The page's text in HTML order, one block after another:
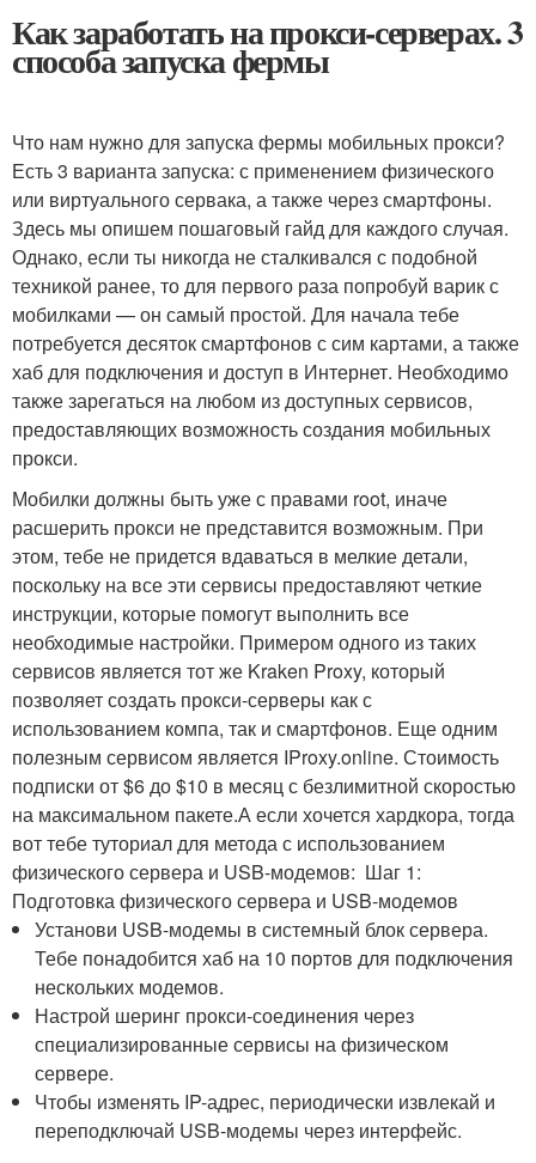
Как заработать на прокси-серверах. 3
способа запуска фермы
Что нам нужно для запуска фермы мобильных прокси?
Есть 3 варианта запуска: с применением физического
или виртуального сервака, а также через смартфоны.
Здесь мы опишем пошаговый гайд для каждого случая.
Однако, если ты никогда не сталкивался с подобной
техникой ранее, то для первого раза попробуй варик с
мобилками — он самый простой. Для начала тебе
потребуется десяток смартфонов с сим картами, а также
хаб для подключения и доступ в Интернет. Необходимо
также зарегаться на любом из доступных сервисов,
предоставляющих возможность создания мобильных
прокси.
Мобилки должны быть уже с правами root, иначе
расшерить прокси не представится возможным. При
этом, тебе не придется вдаваться в мелкие детали,
поскольку на все эти сервисы предоставляют четкие
инструкции, которые помогут выполнить все
необходимые настройки. Примером одного из таких
сервисов является тот же Kraken Proxy, который
позволяет создать прокси-серверы как с
использованием компа, так и смартфонов. Еще одним
полезным сервисом является IProxy.online. Стоимость
подписки от $6 до $10 в месяц с безлимитной скоростью
на максимальном пакете.А если хочется хардкора, тогда
вот тебе туториал для метода с использованием
физического сервера и USB-модемов: Шаг 1:
Подготовка физического сервера и USB-модемов
Установи USB-модемы в системный блок сервера.
Тебе понадобится хаб на 10 портов для подключения
нескольких модемов.
Настрой шеринг прокси-соединения через
специализированные сервисы на физическом
сервере.
Чтобы изменять IP-адрес, периодически извлекай и
переподключай USB-модемы через интерфейс.